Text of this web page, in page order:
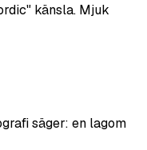
känsla. Mjuk
säger: en lagom